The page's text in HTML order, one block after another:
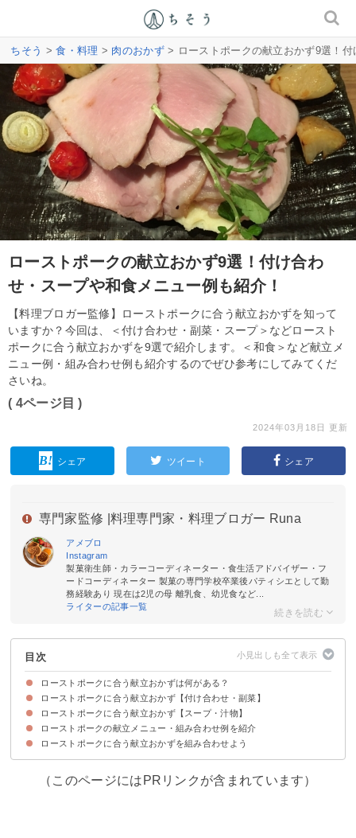
ちそう >食・料理 > 肉のおかず> ローストポークの献立おかず9選！
ローストポークの献立おかず9選！付け合わ
せ・スープや和食メニュー例も紹介！
【料理ブロガー監修】ローストポークに合う献立おかずを知って
いますか？今回は、＜付け合わせ・副菜・スープ＞などロースト
ポークに合う献立おかずを9選で紹介します。＜和食＞など献立メ
ニュー例・組み合わせ例も紹介するのでぜひ参考にしてみてくだ
さいね。
( 4ページ目 )
2024年03月18日 更新
シェア ツイート シェア
専門家監修 | 料理専門家・料理ブロガー Runa
アメブロ
Instagram
製菓衛生師・カラーコーディネーター・食生活アドバイザー・フ
ードコーディネーター 製菓の専門学校卒業後パティシエとして勤
務経験あり 現在は2児の母 離乳食、幼児食など...
ライターの記事一覧
目次
ローストポークに合う献立おかずは何がある？
ローストポークに合う献立おかず【付け合わせ・副菜】
①マッシュポテト
②キャベツのザワークラウト
③ラタトゥイユ
④アスパラのソテー
⑤ごぼうサラダ
⑥グラタン
ローストポークに合う献立おかず【スープ・汁物】
①コーンスープ
②ミネストローネ
③味噌汁
ローストポークの献立メニュー・組み合わせ例を紹介
献立メニュー①
献立メニュー②
献立メニュー③
献立メニュー④
献立メニュー⑤
ローストポークに合う献立おかずを組み合わせよう
（このページにはPRリンクが含まれています）